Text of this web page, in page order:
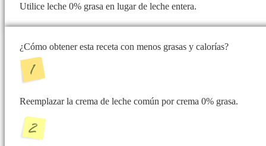
Utilice leche 0% grasa en lugar de leche entera.
¿Cómo obtener esta receta con menos grasas y calorías?
Reemplazar la crema de leche común por crema 0% grasa.